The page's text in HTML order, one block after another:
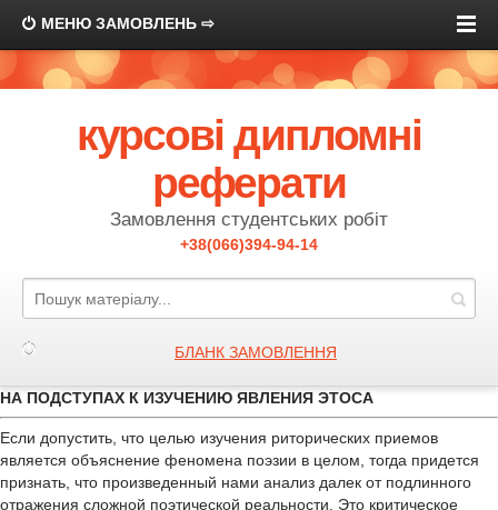
МЕНЮ ЗАМОВЛЕНЬ ⇨
курсові дипломні
реферати
Замовлення студентських робіт
+38(066)394-94-14
БЛАНК ЗАМОВЛЕННЯ
НА ПОДСТУПАХ К ИЗУЧЕНИЮ ЯВЛЕНИЯ ЭТОСА
Если допустить, что целью изучения риторических приемов
является объяснение феномена поэзии в целом, тогда придется
признать, что произведенный нами анализ далек от подлинного
отражения сложной поэтической реальности. Это критическое